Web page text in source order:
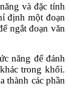
và đặc tính
định một đoạn
ngắt đoạn văn
năng để đánh
trong khối.
thành các phần